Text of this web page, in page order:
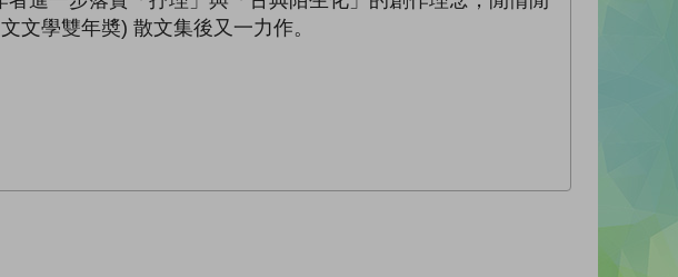
文學雙年奬) 散文集後又一力作。